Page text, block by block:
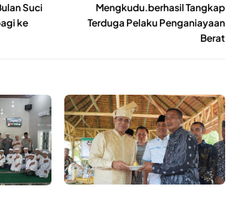
Suci
ke
Mengkudu.berhasil Tangkap
Terduga Pelaku Penganiayaan
Berat